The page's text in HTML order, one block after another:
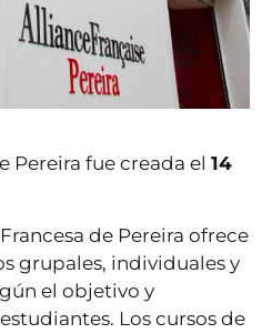
Pereira fue creada el 14
de Pereira ofrece
grupales, individuales y
el objetivo y
Los cursos de